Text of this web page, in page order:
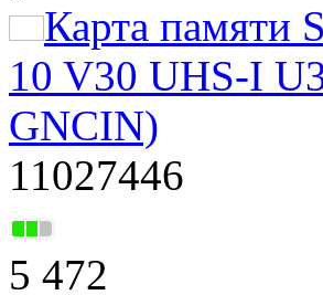
Карта памяти
10 V30 UHS-I
GNCIN)
11027446
5 472